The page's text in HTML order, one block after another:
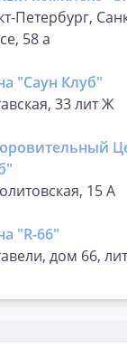
Петербург,
58 а
"Саун Клуб"
33 лит Ж
15 А
"R-66"
дом 66,